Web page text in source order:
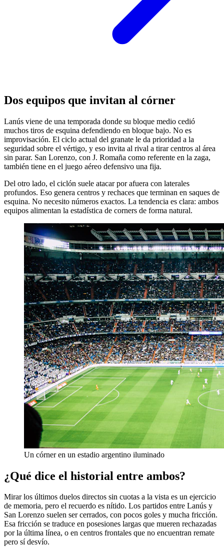
Dos equipos que invitan al córner
Lanús viene de una temporada donde su bloque medio cedió
muchos tiros de esquina defendiendo en bloque bajo. No es
improvisación. El ciclo actual del granate le da prioridad a la
seguridad sobre el vértigo, y eso invita al rival a tirar centros al área
sin parar. San Lorenzo, con J. Romaña como referente en la zaga,
también tiene en el juego aéreo defensivo una fija.
Del otro lado, el ciclón suele atacar por afuera con laterales
profundos. Eso genera centros y rechaces que terminan en saques de
esquina. No necesito números exactos. La tendencia es clara: ambos
equipos alimentan la estadística de corners de forma natural.
Un córner en un estadio argentino iluminado
¿Qué dice el historial entre ambos?
Mirar los últimos duelos directos sin cuotas a la vista es un ejercicio
de memoria, pero el recuerdo es nítido. Los partidos entre Lanús y
San Lorenzo suelen ser cerrados, con pocos goles y mucha fricción.
Esa fricción se traduce en posesiones largas que mueren rechazadas
por la última línea, o en centros frontales que no encuentran remate
pero sí desvío.